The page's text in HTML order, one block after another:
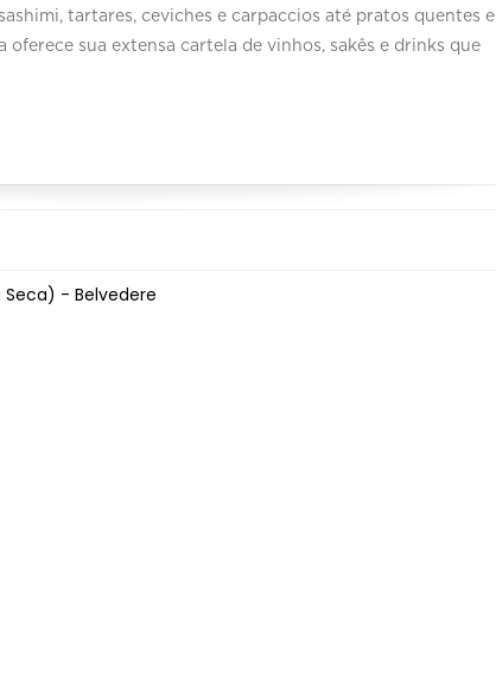
tartares, ceviches e carpaccios até pratos quentes e
oferece sua extensa cartela de vinhos, sakês e drinks que
Seca) - Belvedere